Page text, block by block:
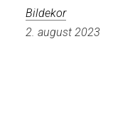
Bildekor
2. august 2023